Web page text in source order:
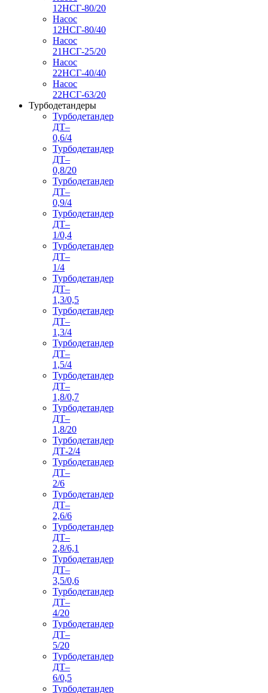
12НСГ-80/20
Насос
12НСГ-80/40
Насос
21НСГ-25/20
Насос
22НСГ-40/40
Насос
22НСГ-63/20
Турбодетандеры
Турбодетандер
ДТ–
0,6/4
Турбодетандер
ДТ–
0,8/20
Турбодетандер
ДТ–
0,9/4
Турбодетандер
ДТ–
1/0,4
Турбодетандер
ДТ–
1/4
Турбодетандер
ДТ–
1,3/0,5
Турбодетандер
ДТ–
1,3/4
Турбодетандер
ДТ–
1,5/4
Турбодетандер
ДТ–
1,8/0,7
Турбодетандер
ДТ–
1,8/20
Турбодетандер
ДТ-2/4
Турбодетандер
ДТ–
2/6
Турбодетандер
ДТ–
2,6/6
Турбодетандер
ДТ–
2,8/6,1
Турбодетандер
ДТ–
3,5/0,6
Турбодетандер
ДТ–
4/20
Турбодетандер
ДТ–
5/20
Турбодетандер
ДТ–
6/0,5
Турбодетандер